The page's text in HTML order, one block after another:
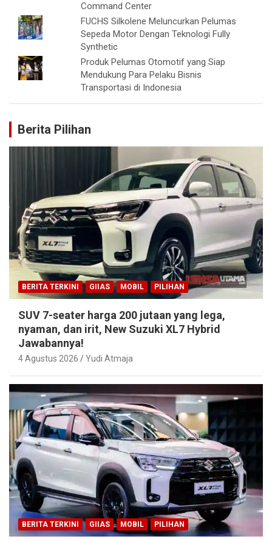
Command Center
FUCHS Silkolene Meluncurkan Pelumas
Sepeda Motor Dengan Teknologi Fully
Synthetic
Produk Pelumas Otomotif yang Siap
Mendukung Para Pelaku Bisnis
Transportasi di Indonesia
Berita Pilihan
BERITA TERKINI GIIAS MOBIL PILIHAN
SUV 7-seater harga 200 jutaan yang lega,
nyaman, dan irit, New Suzuki XL7 Hybrid
Jawabannya!
4 Agustus 2026 Yudi Atmaja
BERITA TERKINI GIIAS MOBIL PILIHAN